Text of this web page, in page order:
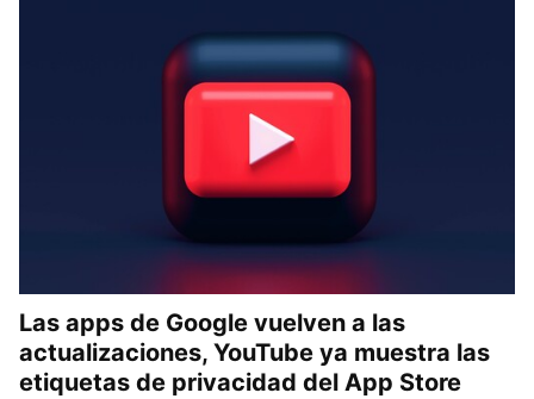
Las apps de Google vuelven a las
actualizaciones, YouTube ya muestra las
etiquetas de privacidad del App Store